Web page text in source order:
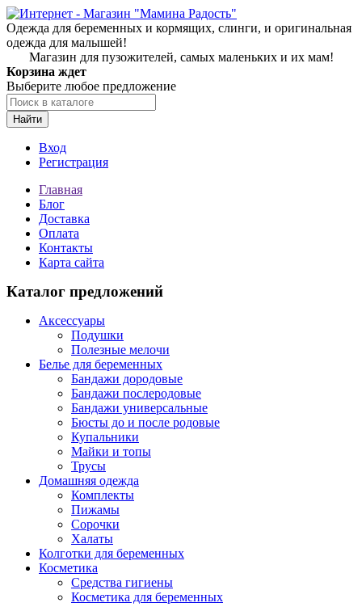
Одежда для беременных и кормящих, слинги, и оригинальная
одежда для малышей!
Магазин для пузожителей, самых маленьких и их мам!
Корзина ждет
Выберите любое предложение
Найти
Вход
Регистрация
Главная
Блог
Доставка
Оплата
Контакты
Карта сайта
Каталог предложений
Аксессуары
Подушки
Полезные мелочи
Белье для беременных
Бандажи дородовые
Бандажи послеродовые
Бандажи универсальные
Бюсты до и после родовые
Купальники
Майки и топы
Трусы
Домашняя одежда
Комплекты
Пижамы
Сорочки
Халаты
Колготки для беременных
Косметика
Cредства гигиены
Косметика для беременных